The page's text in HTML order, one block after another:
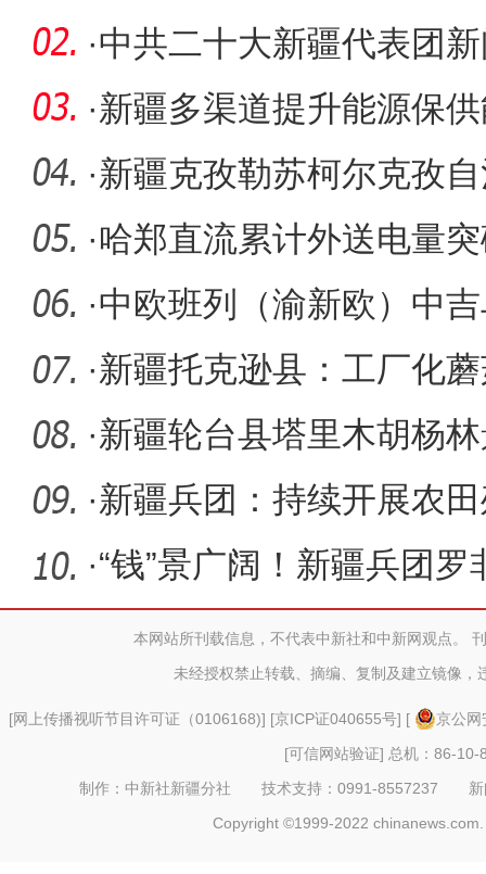
进
·中共二十大新疆代表团
疆，就是
·新疆多渠道提升能源保
供应
·新疆克孜勒苏柯尔克孜
源数字产
·哈郑直流累计外送电量
·中欧班列（渝新欧）中
发
·新疆托克逊县：工厂化
餐桌（图
·新疆轮台县塔里木胡杨
候鸟
·新疆兵团：持续开展农
毒”
·“钱”景广阔！新疆兵团
收路本网站所刊载信息，不代表中新社和中新网观点。
未经授权禁止转载、摘编、复制及建立镜像，
[网上传播视听节目许可证（0106168)] [京ICP证040655号] [
京公
[可信网站验证] 总机：86-10-
制作：中新社新疆分社 技术支持：0991-8557237
Copyright ©1999-2022